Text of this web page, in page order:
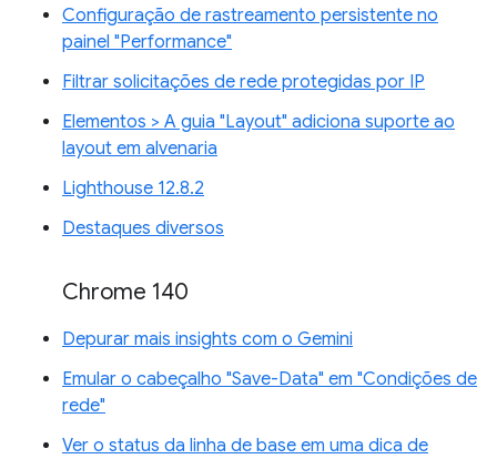
Configuração de rastreamento persistente no
painel "Performance"
Filtrar solicitações de rede protegidas por IP
Elementos > A guia "Layout" adiciona suporte ao
layout em alvenaria
Lighthouse 12.8.2
Destaques diversos
Chrome 140
Depurar mais insights com o Gemini
Emular o cabeçalho "Save-Data" em "Condições de
rede"
Ver o status da linha de base em uma dica de